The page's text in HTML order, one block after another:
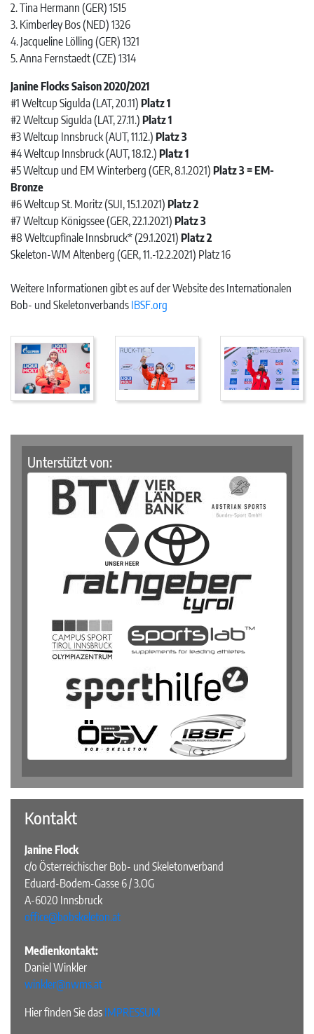
2. Tina Hermann (GER) 1515
3. Kimberley Bos (NED) 1326
4. Jacqueline Lölling (GER) 1321
5. Anna Fernstaedt (CZE) 1314
Janine Flocks Saison 2020/2021
#1 Weltcup Sigulda (LAT, 20.11) Platz 1
#2 Weltcup Sigulda (LAT, 27.11.) Platz 1
#3 Weltcup Innsbruck (AUT, 11.12.) Platz 3
#4 Weltcup Innsbruck (AUT, 18.12.) Platz 1
#5 Weltcup und EM Winterberg (GER, 8.1.2021) Platz 3 = EM-
Bronze
#6 Weltcup St. Moritz (SUI, 15.1.2021) Platz 2
#7 Weltcup Königssee (GER, 22.1.2021) Platz 3
#8 Weltcupfinale Innsbruck* (29.1.2021) Platz 2
Skeleton-WM Altenberg (GER, 11.-12.2.2021) Platz 16
Weitere Informationen gibt es auf der Website des Internationalen
Bob- und Skeletonverbands IBSF.org
Unterstützt von:
Kontakt
Janine Flock
c/o Österreichischer Bob- und Skeletonverband
Eduard-Bodem-Gasse 6 / 3.OG
A-6020 Innsbruck
office@bobskeleton.at
Medienkontakt:
Daniel Winkler
winkler@nwms.at
Hier finden Sie das IMPRESSUM